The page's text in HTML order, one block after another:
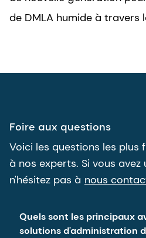
de DMLA humide à travers
Foire aux questions
Voici les questions les plus
à nos experts. Si vous
n'hésitez pas à nous
Quels sont les principaux
solutions d'administration